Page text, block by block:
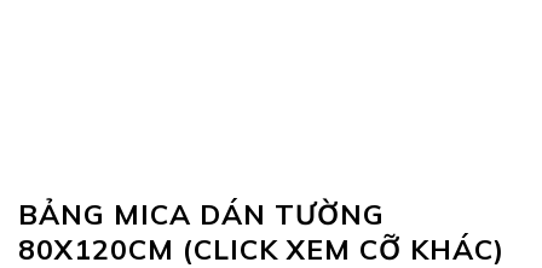
BẢNG MICA DÁN TƯỜNG
80X120CM (CLICK XEM CỠ KHÁC)